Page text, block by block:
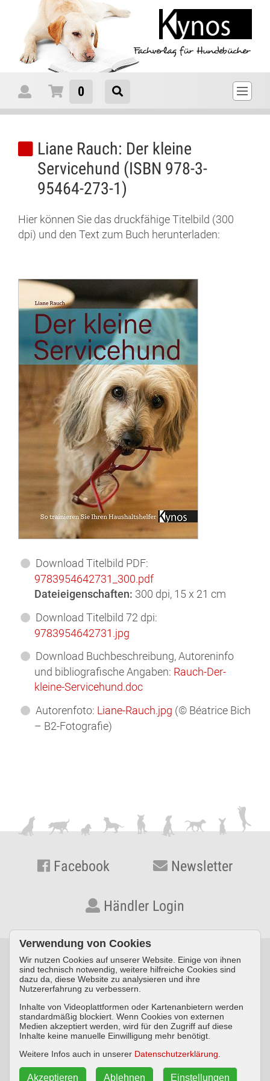
Liane Rauch: Der kleine
Servicehund (ISBN 978-3-
95464-273-1)
Hier können Sie das druckfähige Titelbild (300
dpi) und den Text zum Buch herunterladen:
Download Titelbild PDF:
9783954642731_300.pdf
Dateieigenschaften: 300 dpi, 15 x 21 cm
Download Titelbild 72 dpi:
9783954642731.jpg
Download Buchbeschreibung, Autoreninfo
und bibliografische Angaben: Rauch-Der-
kleine-Servicehund.doc
Autorenfoto: Liane-Rauch.jpg (© Béatrice Bich
– B2-Fotografie)
Facebook Newsletter
Händler Login
© KYNOS VERLAG Dr. Dieter Fleig GmbH · Konrad-Zuse-Straße
3 · D-54552 Nerdlen/Daun ·Telefon: +49 (0) 6592 957389-0
Impressum Datenschutz
AGB
0
Verwendung von Cookies
Wir nutzen Cookies auf unserer Website. Einige von ihnen
sind technisch notwendig, weitere hilfreiche Cookies sind
dazu da, diese Website zu analysieren und ihre
Nutzererfahrung zu verbessern.
Inhalte von Videoplattformen oder Kartenanbietern werden
standardmäßig blockiert. Wenn Cookies von externen
Medien akzeptiert werden, wird für den Zugriff auf diese
Inhalte keine manuelle Einwilligung mehr benötigt.
Weitere Infos auch in unserer Datenschutzerklärung
Einstellungen
Ablehnen
Akzeptieren